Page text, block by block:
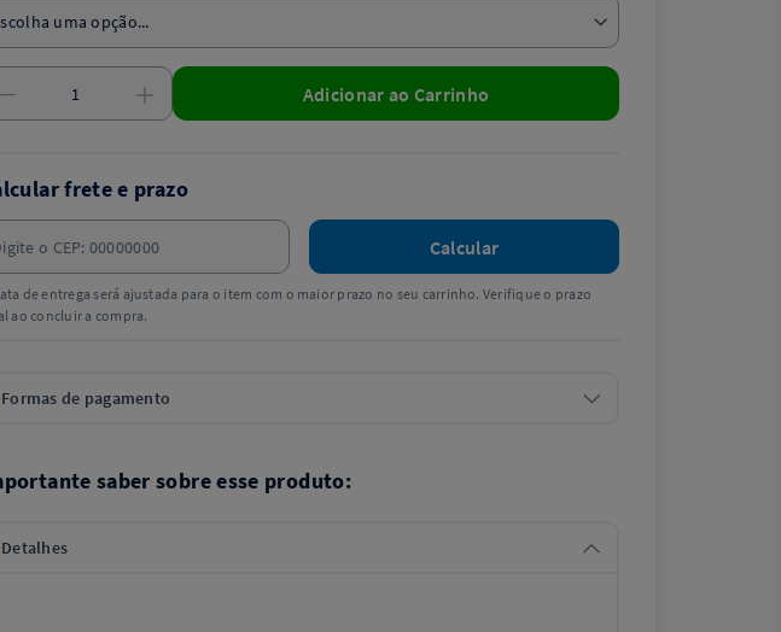
Adicionar ao Carrinho
frete e prazo
Calcular
de entrega será ajustada para o item com o maior prazo no seu carrinho. Verifique o prazo
ao concluir a compra.
Formas de pagamento
saber sobre esse produto:
Detalhes